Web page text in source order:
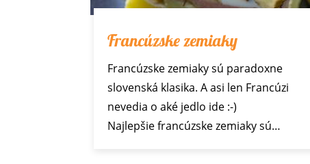
Francúzske zemiaky
Francúzske zemiaky sú paradoxne
slovenská klasika. A asi len Francúzi
nevedia o aké jedlo ide :-)
Najlepšie francúzske zemiaky sú…